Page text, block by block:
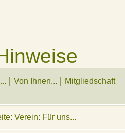
Von Ihnen... Mitgliedschaft
: Verein: Für uns...